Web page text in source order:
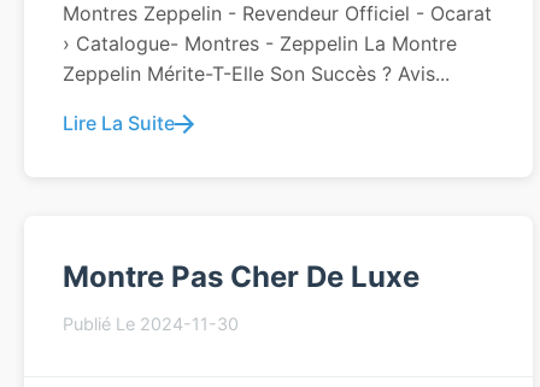
Montres Zeppelin - Revendeur Officiel - Ocarat
› Catalogue- Montres - Zeppelin La Montre
Zeppelin Mérite-T-Elle Son Succès ? Avis...
Lire La Suite
Montre Pas Cher De Luxe
Publié Le 2024-11-30